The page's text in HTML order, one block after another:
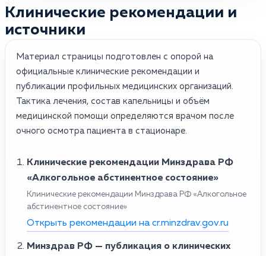
Клинические рекомендации и
источники
Материал страницы подготовлен с опорой на
официальные клинические рекомендации и
публикации профильных медицинских организаций.
Тактика лечения, состав капельницы и объём
медицинской помощи определяются врачом после
очного осмотра пациента в стационаре.
Клинические рекомендации Минздрава РФ
«Алкогольное абстинентное состояние»
Клинические рекомендации Минздрава РФ «Алкогольное
абстинентное состояние»
Открыть рекомендации на cr.minzdrav.gov.ru
Минздрав РФ — публикация о клинических